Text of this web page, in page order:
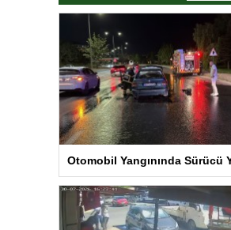
Otomobil Yangınında Sürücü